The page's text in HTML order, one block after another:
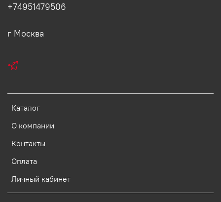
Каталог
О компании
Контакты
Оплата
Личный кабинет
+74951479506
г Москва